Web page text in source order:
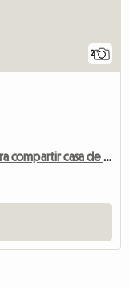
2
Se necesitan compañeros de habitación para compartir casa de 5 habitaciones